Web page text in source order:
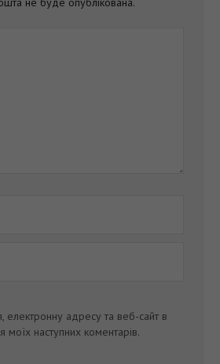
електронну адресу та веб-сайт в
моїх наступних коментарів.